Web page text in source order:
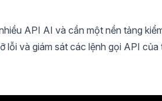
API AI và cần một nền tảng
lỗi và giám sát các lệnh gọi API của